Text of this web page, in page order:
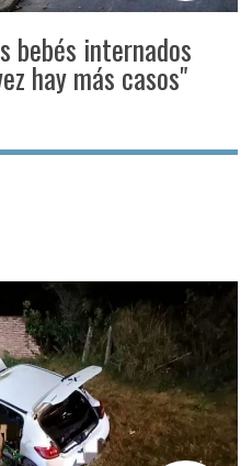
bebés internados
hay más casos"